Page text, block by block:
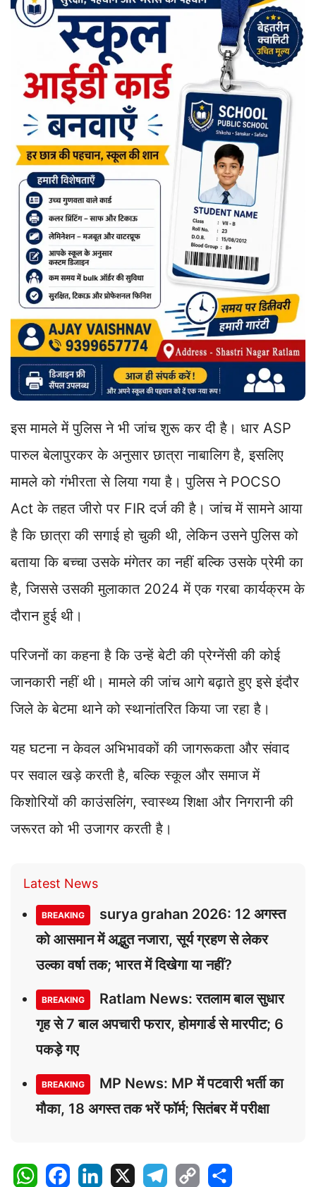
इस मामले में पुलिस ने भी जांच शुरू कर दी है। धार ASP
पारुल बेलापुरकर के अनुसार छात्रा नाबालिग है, इसलिए
मामले को गंभीरता से लिया गया है। पुलिस ने POCSO
Act के तहत जीरो पर FIR दर्ज की है। जांच में सामने आया
है कि छात्रा की सगाई हो चुकी थी, लेकिन उसने पुलिस को
बताया कि बच्चा उसके मंगेतर का नहीं बल्कि उसके प्रेमी का
है, जिससे उसकी मुलाकात 2024 में एक गरबा कार्यक्रम के
दौरान हुई थी।
परिजनों का कहना है कि उन्हें बेटी की प्रेग्नेंसी की कोई
जानकारी नहीं थी। मामले की जांच आगे बढ़ाते हुए इसे इंदौर
जिले के बेटमा थाने को स्थानांतरित किया जा रहा है।
यह घटना न केवल अभिभावकों की जागरूकता और संवाद
पर सवाल खड़े करती है, बल्कि स्कूल और समाज में
किशोरियों की काउंसलिंग, स्वास्थ्य शिक्षा और निगरानी की
जरूरत को भी उजागर करती है।
Latest News
BREAKING
surya grahan 2026: 12 अगस्त
को आसमान में अद्भुत नजारा, सूर्य ग्रहण से लेकर
उल्का वर्षा तक; भारत में दिखेगा या नहीं?
BREAKING
Ratlam News: रतलाम बाल सुधार
गृह से 7 बाल अपचारी फरार, होमगार्ड से मारपीट; 6
पकड़े गए
BREAKING
MP News: MP में पटवारी भर्ती का
मौका, 18 अगस्त तक भरें फॉर्म; सितंबर में परीक्षा
W